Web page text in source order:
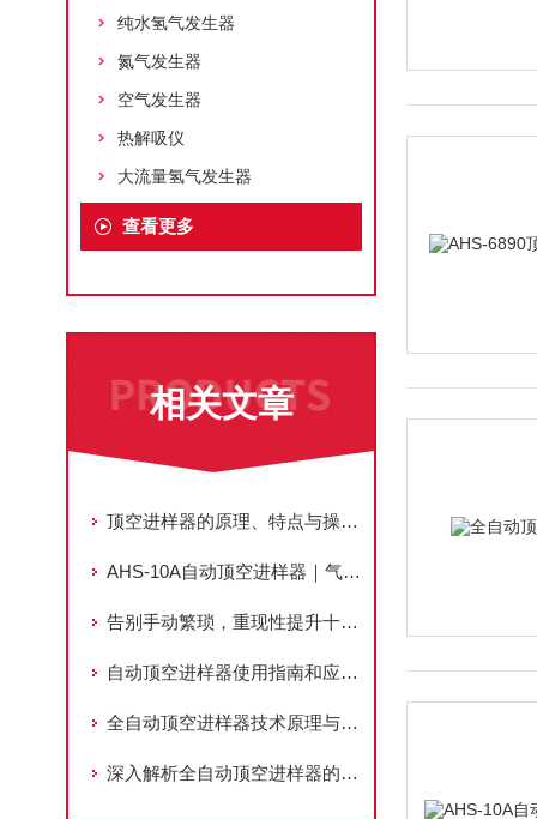
纯水氢气发生器
氮气发生器
空气发生器
热解吸仪
大流量氢气发生器
查看更多
相关文章
顶空进样器的原理、特点与操作步骤
AHS-10A自动顶空进样器｜气相色谱挥发性组分专用全自动前处理设备
告别手动繁琐，重现性提升十倍——自动顶空进样器赋能痕量挥发物分析
自动顶空进样器使用指南和应用要点
全自动顶空进样器技术原理与应用深度解析
深入解析全自动顶空进样器的工作原理与应用场景